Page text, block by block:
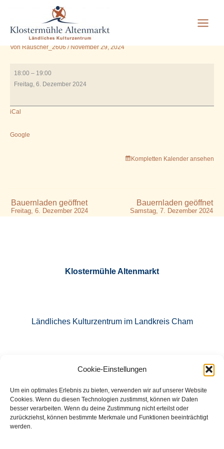
Cookie-Einstellungen
Um ein optimales Erlebnis zu bieten, verwenden wir auf unserer Website
Cookies. Wenn du diesen Technologien zustimmst, können wir Daten
besser verarbeiten. Wenn du deine Zustimmung nicht erteilst oder
zurückziehst, können bestimmte Merkmale und Funktionen beeinträchtigt
werden.
springen
Weihnachtsfeier in der
Guten Stube
VonRauscher_2606/November 29, 2024
Stube
18:00 – 19:00
Freitag, 6. Dezember 2024
iCal
Google
Kompletten Kalender ansehen
Bauernladen geöffnet
Freitag, 6. Dezember 2024
Bauernladen geöffnet
Samstag, 7. Dezember 2024
Klostermühle Altenmarkt
Ländliches Kulturzentrum im Landkreis Cham
E-Mail: info@klostermuehle-altenmarkt.de
Tel.: 09971 760871